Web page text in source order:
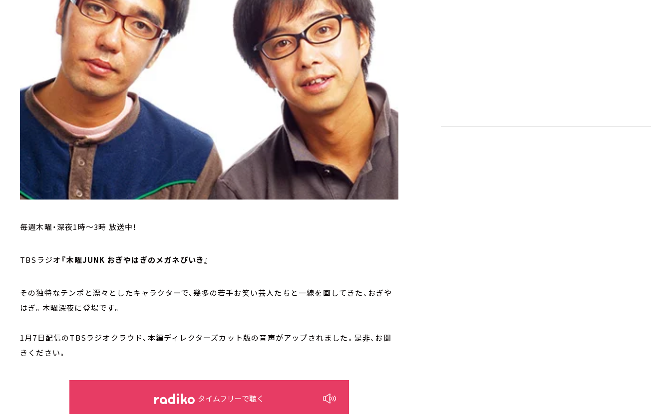
毎週木曜・深夜1時～3時 放送中！
TBSラジオ 『木曜JUNK おぎやはぎのメガネびいき』
その独特なテンポと漂々としたキャラクターで、幾多の若手お笑い芸人たちと一線を画してきた、おぎや
はぎ。木曜深夜に登場です。
1月7日配信のTBSラジオクラウド、本編ディレクターズカット版の音声がアップされました。是非、お聞
きください。
タイムフリーで聴く